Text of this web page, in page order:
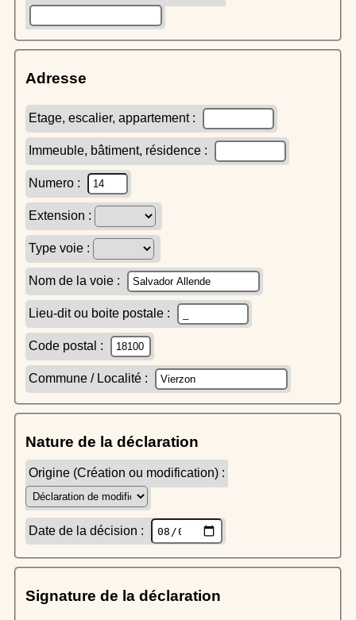
Adresse
Etage, escalier, appartement :
Immeuble, bâtiment, résidence :
Numero :
Extension :
Type voie :
Nom de la voie :
Lieu-dit ou boite postale :
Code postal :
Commune / Localité :
Nature de la déclaration
Origine (Création ou modification) :
Date de la décision :
Signature de la déclaration